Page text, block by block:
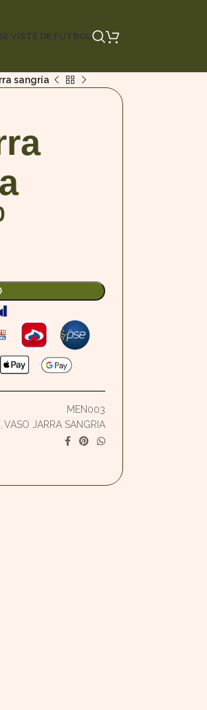
sangría
MEN003
,VASO JARRA SANGRIA